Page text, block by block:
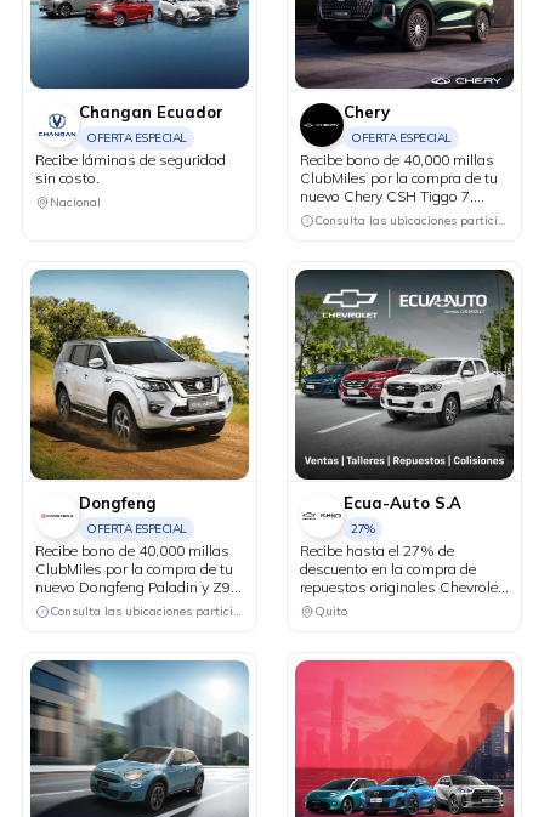
Changan Ecuador
OFERTA ESPECIAL
Recibe láminas de seguridad
sin costo.
Nacional
Chery
OFERTA ESPECIAL
Recibe bono de 40,000 millas
ClubMiles por la compra de tu
nuevo Chery CSH Tiggo 7,
Tiggo 8 y Tiggo 9.
Consulta las ubicaciones participantes
Dongfeng
OFERTA ESPECIAL
Recibe bono de 40,000 millas
ClubMiles por la compra de tu
nuevo Dongfeng Paladin y Z9
PHEV.
Consulta las ubicaciones participantes
Ecua-Auto S.A
27%
Recibe hasta el 27% de
descuento en la compra de
repuestos originales Chevrolet
y hasta el 25% de descuento
en repuestos de
pastillas de freno, correas).
Recibe beneficios exclusivos en
talleres: • Cambio de aceite y
filtro desde USD 24.99 + IVA •
Alineación y balanceo a USD
19.99 + IVA • Combo frenos
USD 14.99 + IVA • Cambio de
plumas desde USD 12.99 +
IVA.
Quito